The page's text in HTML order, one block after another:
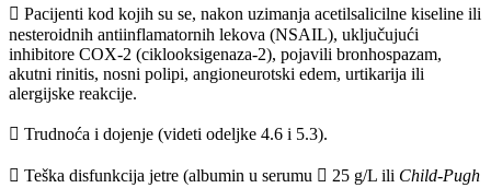
 Pacijenti kod kojih su se, nakon uzimanja acetilsalicilne kiseline ili
nesteroidnih antiinflamatornih lekova (NSAIL), uključujući
inhibitore COX-2 (ciklooksigenaza-2), pojavili bronhospazam,
akutni rinitis, nosni polipi, angioneurotski edem, urtikarija ili
alergijske reakcije.
 Trudnoća i dojenje (videti odeljke 4.6 i 5.3).
 Teška disfunkcija jetre (albumin u serumu  25 g/L ili Child-Pugh